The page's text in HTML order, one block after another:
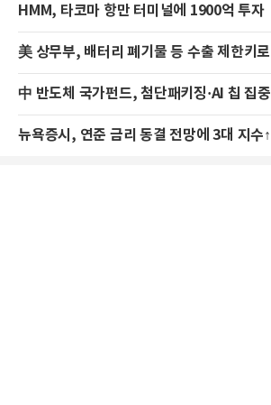
HMM, 타코마 항만 터미널에 1900억 투자
美 상무부, 배터리 폐기물 등 수출 제한키로
中 반도체 국가펀드, 첨단패키징·AI 칩 집중
뉴욕증시, 연준 금리 동결 전망에 3대 지수↑